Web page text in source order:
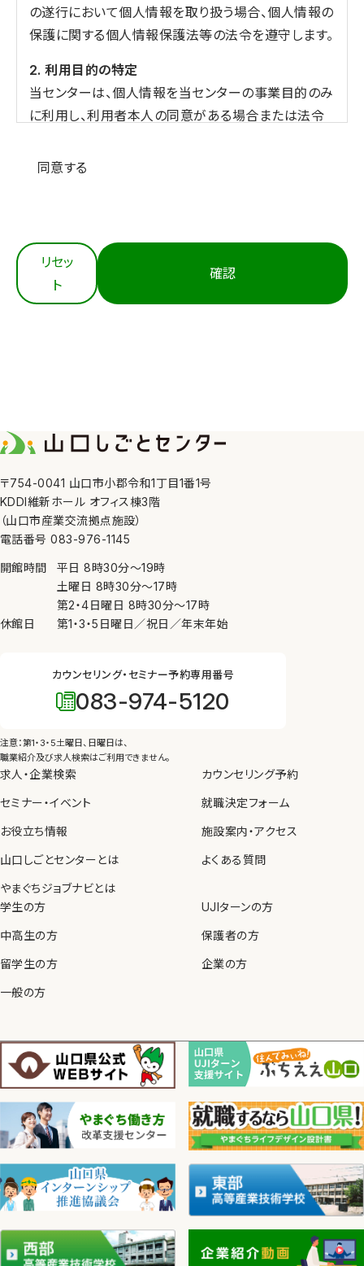
の遂行において個人情報を取り扱う場合、個人情報の
保護に関する個人情報保護法等の法令を遵守します。
2. 利用目的の特定
当センターは、個人情報を当センターの事業目的のみ
に利用し、利用者本人の同意がある場合または法令
3. 適切な取得
4. 内容の正確性の確保
当センターは、利用目的の達成に必要な範囲におい
て、個人情報を正確かつ最新の内容に保つよう努めま
す。
6. 第三者への提供
当センターは、①利用者本人の同意がある場合、②法
令の定める場合、③人の生命、身体又は財産の保護の
の健全な育成の推進のために特に必要がある場合
（③、④については本人の同意を得ることが困難であ
るとき）を除き、個人情報を第三者に提供しません。
当センターは、個人情報の保護を図るため、内部規則
を制定し、職員に遵守させるとともに、教育、啓発を実
8. 苦情の申し出・問い合わせ先
当センターが管理している個人情報の取り扱いについ
て苦情や問い合わせがあった場合、個人情報保護法
等の法令にしたがって、適切かつ迅速に対応します。
同意する
リセッ
ト
確認
〒754-0041 山口市小郡令和1丁目1番1号
KDDI維新ホール オフィス棟3階
（山口市産業交流拠点施設）
電話番号 083-976-1145
開館時間 平日8時30分〜19時
土曜日 8時30分〜17時
第2・4日曜日 8時30分〜17時
休館日
第1・3・5日曜日／祝日／年末年始
カウンセリング・セミナー予約専用番号
083-974-5120
注意：第1・3・5土曜日、日曜日は、
職業紹介及び求人検索はご利用できません。
求人・企業検索
セミナー・イベント
お役立ち情報
山口しごとセンターとは
やまぐちジョブナビとは
カウンセリング予約
就職決定フォーム
施設案内・アクセス
よくある質問
学生の方
中高生の方
留学生の方
一般の方
UJIターンの方
保護者の方
企業の方